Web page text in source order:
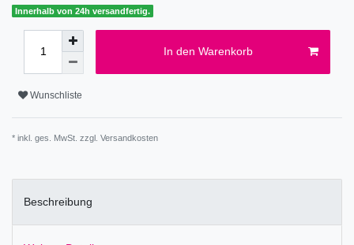
Innerhalb von 24h versandfertig.
In den Warenkorb
Wunschliste
* inkl. ges. MwSt. zzgl. Versandkosten
Beschreibung